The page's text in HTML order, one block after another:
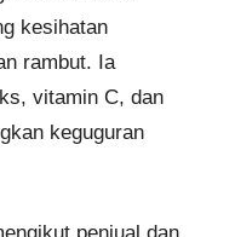
kesihatan
rambut. Ia
vitamin C, dan
keguguran